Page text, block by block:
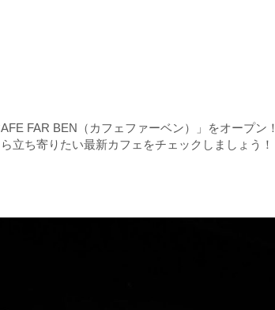
FAR BEN（カフェファーベン）」をオープン！
立ち寄りたい最新カフェをチェックしましょう！